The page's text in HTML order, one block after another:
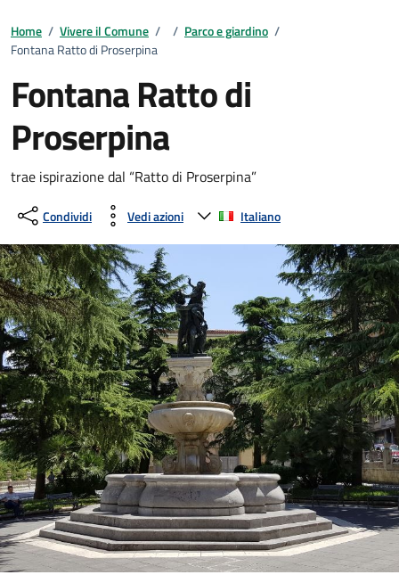
Home / Vivere il Comune / / Parco e giardino /
Fontana Ratto di Proserpina
Fontana Ratto di
Proserpina
trae ispirazione dal “Ratto di Proserpina”
Condividi Vedi azioni Italiano